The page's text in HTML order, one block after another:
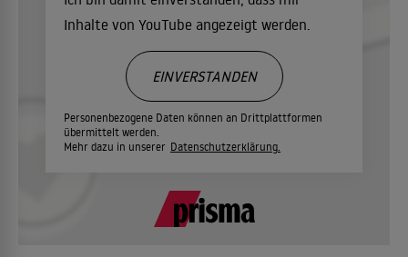
Inhalte von YouTube angezeigt werden.
Personenbezogene Daten können an Drittplattformen
übermittelt werden.
Mehr dazu in unserer Datenschutzerklärung.
EINVERSTANDEN